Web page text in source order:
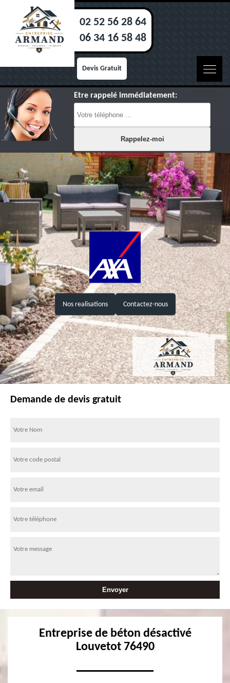
02 52 56 28 64
06 34 16 58 48
Devis Gratuit
Etre rappelé immédiatement:
Nos realisations Contactez-nous
Demande de devis gratuit
Entreprise de béton désactivé
Louvetot 76490